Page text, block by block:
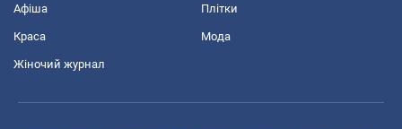
Афіша Плітки
Краса Мода
Жіночий журнал